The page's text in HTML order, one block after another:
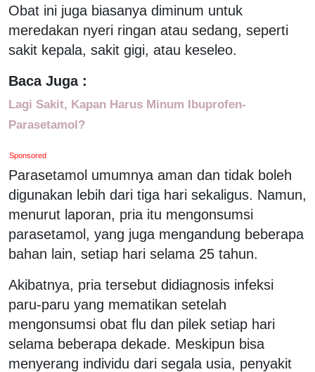
Obat ini juga biasanya diminum untuk
meredakan nyeri ringan atau sedang, seperti
sakit kepala, sakit gigi, atau keseleo.
Baca Juga :
Lagi Sakit, Kapan Harus Minum Ibuprofen-
Parasetamol?
Sponsored
Parasetamol umumnya aman dan tidak boleh
digunakan lebih dari tiga hari sekaligus. Namun,
menurut laporan, pria itu mengonsumsi
parasetamol, yang juga mengandung beberapa
bahan lain, setiap hari selama 25 tahun.
Akibatnya, pria tersebut didiagnosis infeksi
paru-paru yang mematikan setelah
mengonsumsi obat flu dan pilek setiap hari
selama beberapa dekade. Meskipun bisa
menyerang individu dari segala usia, penyakit